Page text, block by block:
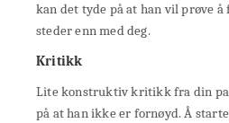
kan det tyde på at han vil prøve
steder enn med deg.
Kritikk
Lite konstruktiv kritikk fra din
på at han ikke er fornøyd. Å